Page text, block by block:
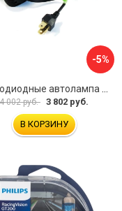
-5%
4 002 руб. 3 802 руб.
В КОРЗИНУ